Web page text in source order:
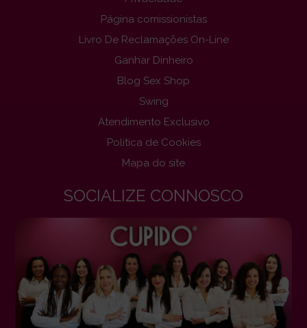
Página comissionistas
Livro De Reclamações On-Line
Ganhar Dinheiro
Blog Sex Shop
Swing
Atendimento Exclusivo
Politica de Cookies
Mapa do site
SOCIALIZE CONNOSCO